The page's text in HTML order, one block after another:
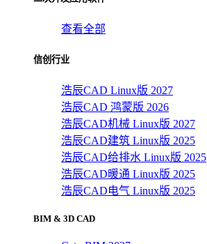
查看全部
信创行业
浩辰CAD Linux版 2027
浩辰CAD 鸿蒙版 2026
浩辰CAD机械 Linux版 2027
浩辰CAD建筑 Linux版 2025
浩辰CAD给排水 Linux版 2025
浩辰CAD暖通 Linux版 2025
浩辰CAD电气 Linux版 2025
BIM & 3D CAD